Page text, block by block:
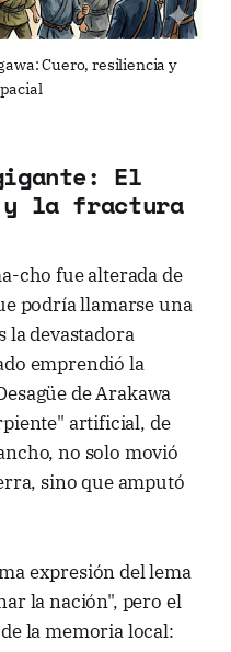
Cuero, resiliencia y
El
y la fractura
cho fue alterada de
podría llamarse una
la devastadora
emprendió la
de Arakawa
artificial, de
no solo movió
sino que amputó
expresión del lema
la nación", pero el
la memoria local: